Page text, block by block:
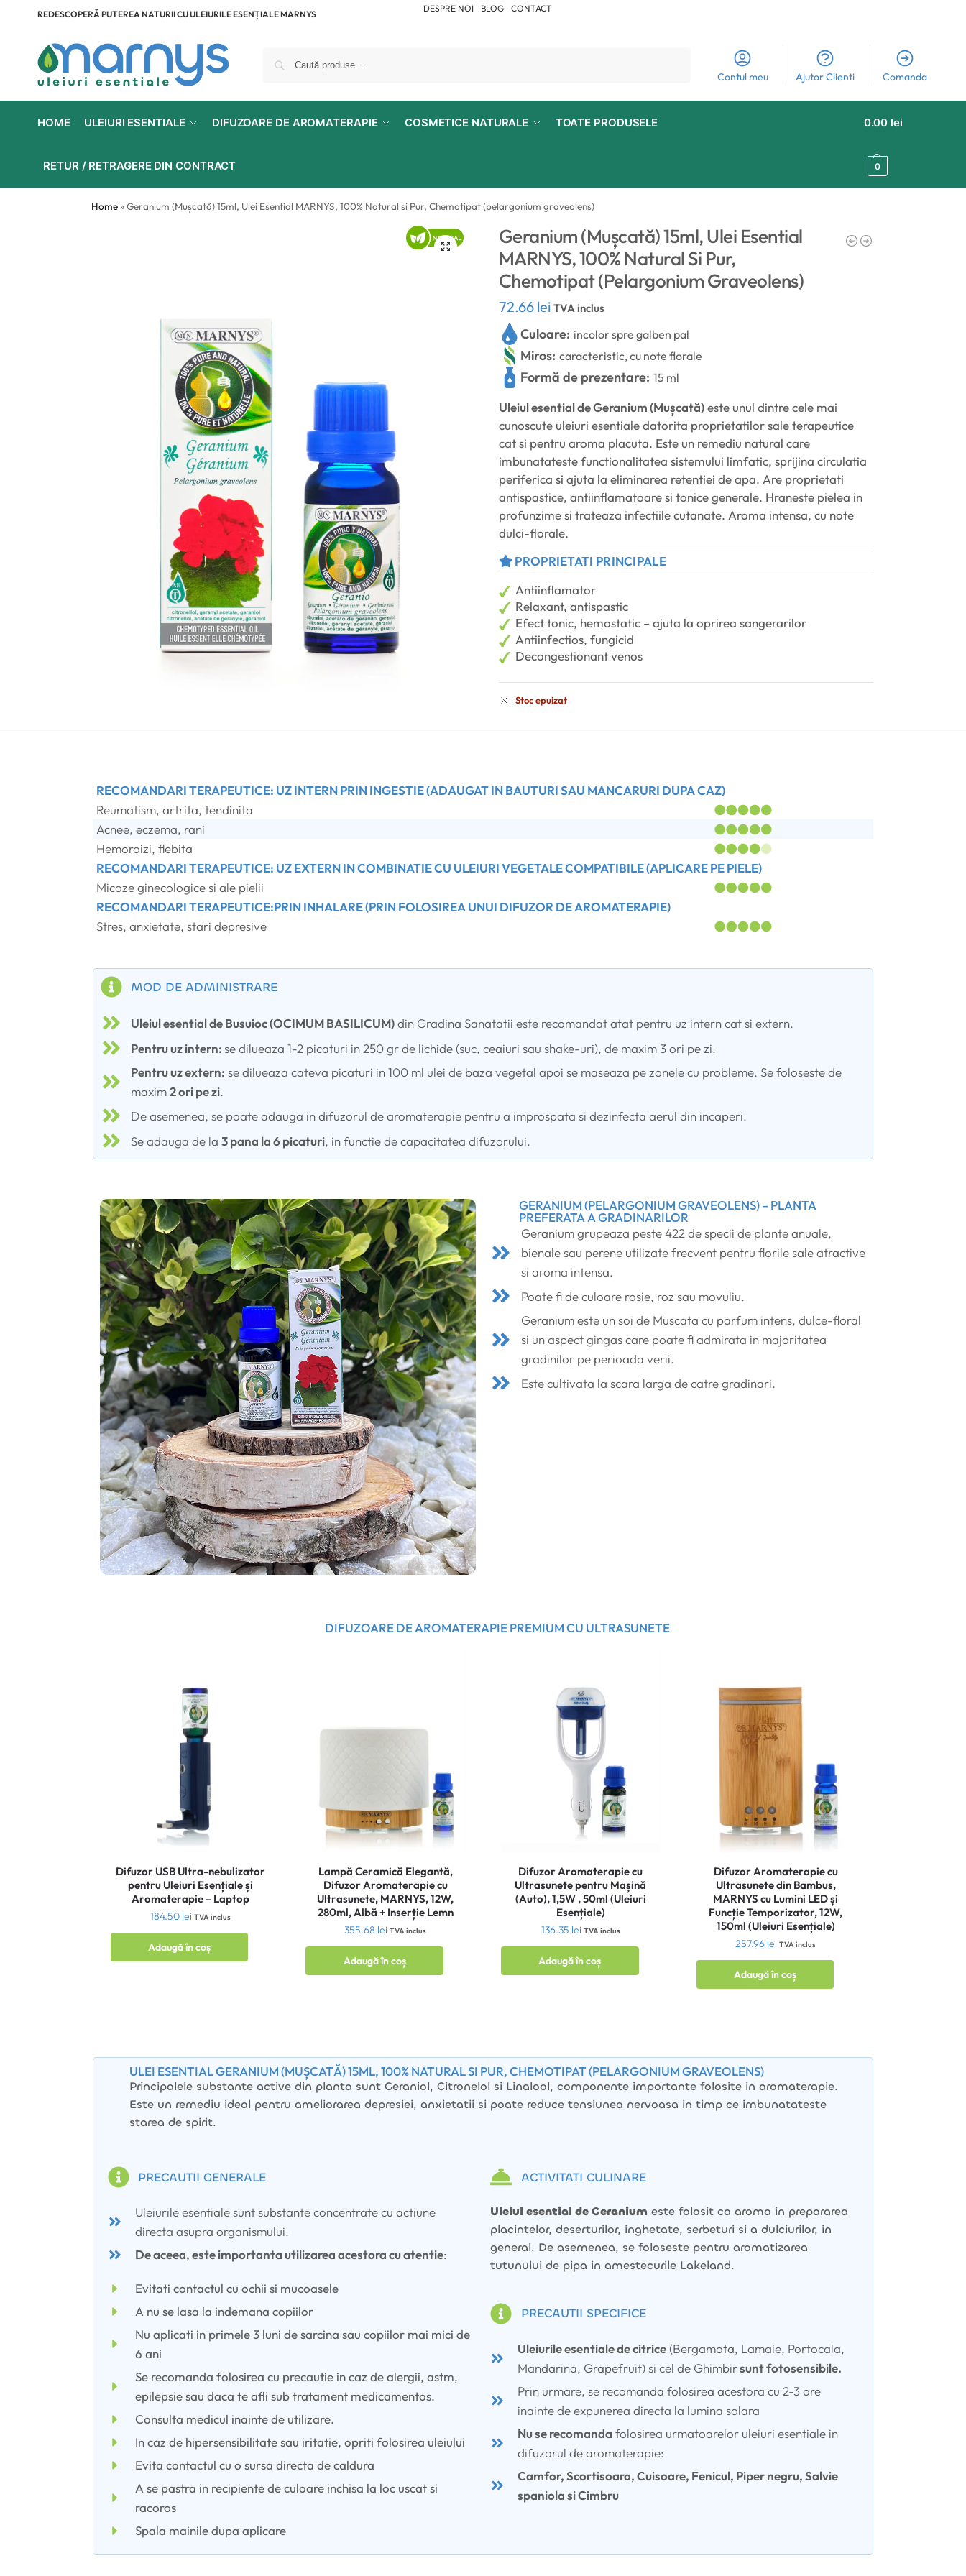
REDESCOPERĂ PUTEREA NATURII CU ULEIURILE ESENȚIALE MARNYS
DESPRE NOI BLOG CONTACT
Contul meu Ajutor Clienti Comanda
HOME ULEIURI ESENTIALE DIFUZOARE DE AROMATERAPIE COSMETICE NATURALE TOATE PRODUSELE
RETUR / RETRAGERE DIN CONTRACT
0.00 lei
0
Home»Geranium (Mușcată) 15ml, Ulei Esential MARNYS, 100% Natural si Pur, Chemotipat (pelargonium graveolens)
Geranium (Mușcată) 15ml, Ulei Esential
MARNYS, 100% Natural Si Pur,
Chemotipat (pelargonium Graveolens)
72.66 lei TVA inclus
Culoare: incolor spre galben pal
Miros: caracteristic, cu note florale
Formă de prezentare: 15 ml
Uleiul esential de Geranium (Mușcată)este unul dintre cele mai
cunoscute uleiuri esentiale datorita proprietatilor sale terapeutice
cat si pentru aroma placuta. Este un remediu natural care
imbunatateste functionalitatea sistemului limfatic, sprijina circulatia
periferica si ajuta la eliminarea retentiei de apa. Are proprietati
antispastice, antiinflamatoare si tonice generale. Hraneste pielea in
profunzime si trateaza infectiile cutanate. Aroma intensa, cu note
dulci-florale.
PROPRIETATI PRINCIPALE
Antiinflamator
Relaxant, antispastic
Efect tonic, hemostatic – ajuta la oprirea sangerarilor
Antiinfectios, fungicid
Decongestionant venos
Stoc epuizat
RECOMANDARI TERAPEUTICE: UZ INTERN PRIN INGESTIE (ADAUGAT IN BAUTURI SAU MANCARURI DUPA CAZ)
Reumatism, artrita, tendinita
Acnee, eczema, rani
Hemoroizi, flebita
RECOMANDARI TERAPEUTICE: UZ EXTERN IN COMBINATIE CU ULEIURI VEGETALE COMPATIBILE (APLICARE PE PIELE)
Micoze ginecologice si ale pielii
RECOMANDARI TERAPEUTICE:PRIN INHALARE (PRIN FOLOSIREA UNUI DIFUZOR DE AROMATERAPIE)
Stres, anxietate, stari depresive
MOD DE ADMINISTRARE
Uleiul esential de Busuioc (OCIMUM BASILICUM)din Gradina Sanatatii este recomandat atat pentru uz intern cat si extern.
Pentru uz intern:se dilueaza 1-2 picaturi in 250 gr de lichide (suc, ceaiuri sau shake-uri), de maxim 3 ori pe zi.
Pentru uz extern: se dilueaza cateva picaturi in 100 ml ulei de baza vegetal apoi se maseaza pe zonele cu probleme. Se foloseste de
maxim2 ori pe zi.
De asemenea, se poate adauga in difuzorul de aromaterapie pentru a improspata si dezinfecta aerul din incaperi.
Se adauga de la3 pana la 6 picaturi, in functie de capacitatea difuzorului.
GERANIUM (PELARGONIUM GRAVEOLENS) – PLANTA
PREFERATA A GRADINARILOR
Geranium grupeaza peste 422 de specii de plante anuale,
bienale sau perene utilizate frecvent pentru florile sale atractive
si aroma intensa.
Poate fi de culoare rosie, roz sau movuliu.
Geranium este un soi de Muscata cu parfum intens, dulce-floral
si un aspect gingas care poate fi admirata in majoritatea
gradinilor pe perioada verii.
Este cultivata la scara larga de catre gradinari.
DIFUZOARE DE AROMATERAPIE PREMIUM CU ULTRASUNETE
Difuzor USB Ultra-nebulizator
pentru Uleiuri Esențiale și
Aromaterapie – Laptop
184.50 lei TVA inclus
Adaugă în coș
Lampă Ceramică Elegantă,
Difuzor Aromaterapie cu
Ultrasunete, MARNYS, 12W,
280ml, Albă + Inserție Lemn
355.68 lei TVA inclus
Adaugă în coș
Difuzor Aromaterapie cu
Ultrasunete pentru Mașină
(Auto), 1,5W , 50ml (Uleiuri
Esențiale)
136.35 lei TVA inclus
Adaugă în coș
Difuzor Aromaterapie cu
Ultrasunete din Bambus,
MARNYS cu Lumini LED și
Funcție Temporizator, 12W,
150ml (Uleiuri Esențiale)
257.96 lei TVA inclus
Adaugă în coș
ULEI ESENTIAL GERANIUM (MUȘCATĂ) 15ML, 100% NATURAL SI PUR, CHEMOTIPAT (PELARGONIUM GRAVEOLENS)
Principalele substante active din planta sunt Geraniol, Citronelol si Linalool, componente importante folosite in aromaterapie.
Este un remediu ideal pentru ameliorarea depresiei, anxietatii si poate reduce tensiunea nervoasa in timp ce imbunatateste
starea de spirit.
PRECAUTII GENERALE
Uleiurile esentiale sunt substante concentrate cu actiune
directa asupra organismului.
De aceea, este importanta utilizarea acestora cu atentie:
Evitati contactul cu ochii si mucoasele
A nu se lasa la indemana copiilor
Nu aplicati in primele 3 luni de sarcina sau copiilor mai mici de
6 ani
Se recomanda folosirea cu precautie in caz de alergii, astm,
epilepsie sau daca te afli sub tratament medicamentos.
Consulta medicul inainte de utilizare.
In caz de hipersensibilitate sau iritatie, opriti folosirea uleiului
Evita contactul cu o sursa directa de caldura
A se pastra in recipiente de culoare inchisa la loc uscat si
racoros
Spala mainile dupa aplicare
ACTIVITATI CULINARE
Uleiul esential de Geranium este folosit ca aroma in prepararea
placintelor, deserturilor, inghetate, serbeturi si a dulciurilor, in
general. De asemenea, se foloseste pentru aromatizarea
tutunului de pipa in amestecurile Lakeland.
PRECAUTII SPECIFICE
Uleiurile esentiale de citrice (Bergamota, Lamaie, Portocala,
Mandarina, Grapefruit) si cel de Ghimbirsunt fotosensibile.
Prin urmare, se recomanda folosirea acestora cu 2-3 ore
inainte de expunerea directa la lumina solara
Nu se recomanda folosirea urmatoarelor uleiuri esentiale in
difuzorul de aromaterapie:
Camfor, Scortisoara, Cuisoare, Fenicul, Piper negru, Salvie
spaniola si Cimbru